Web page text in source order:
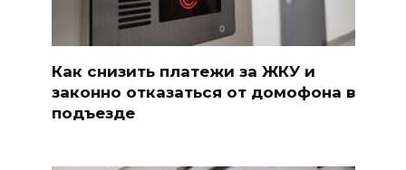
Как снизить платежи за ЖКУ и
законно отказаться от домофона в
подъезде